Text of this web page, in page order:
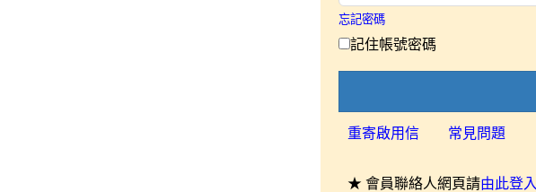
忘記密碼
記住帳號密碼
重寄啟用信 常見問題
★ 會員聯絡人網頁請由此登入